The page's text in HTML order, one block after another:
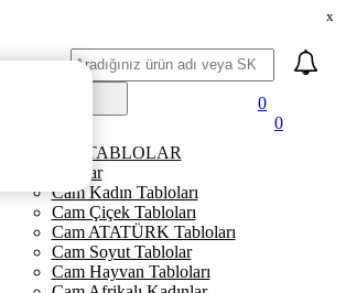
x
Ara
0
0
KANVAS TABLOLAR
Cam Tablolar
Cam Kadın Tabloları
Cam Çiçek Tabloları
Cam ATATÜRK Tabloları
Cam Soyut Tablolar
Cam Hayvan Tabloları